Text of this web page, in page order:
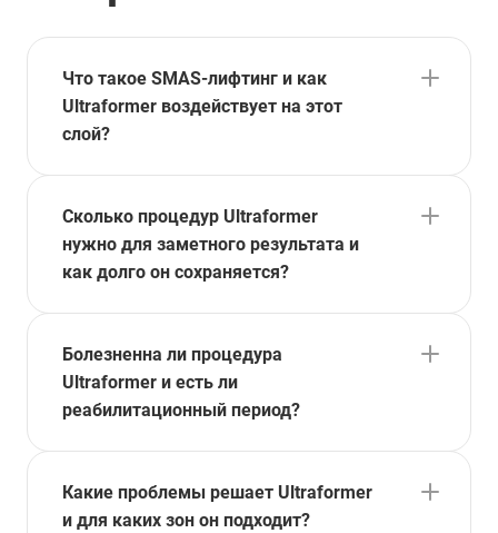
Что такое SMAS-лифтинг и как
Ultraformer воздействует на этот
слой?
Сколько процедур Ultraformer
нужно для заметного результата и
как долго он сохраняется?
Болезненна ли процедура
Ultraformer и есть ли
реабилитационный период?
Какие проблемы решает Ultraformer
и для каких зон он подходит?